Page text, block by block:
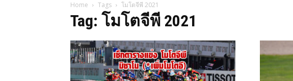
Home Tags โมโตจีพี 2021
Tag: โมโตจีพี 2021